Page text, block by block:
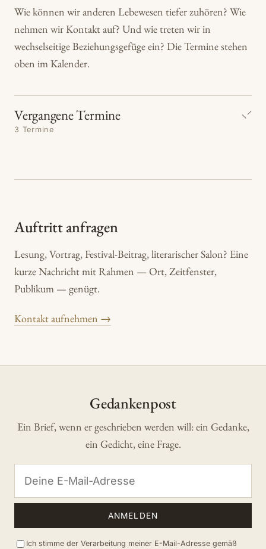
Wie können wir anderen Lebewesen tiefer zuhören? Wie
nehmen wir Kontakt auf? Und wie treten wir in
wechselseitige Beziehungsgefüge ein? Die Termine stehen
oben im Kalender.
Vergangene Termine
3 Termine
Auftritt anfragen
Lesung, Vortrag, Festival-Beitrag, literarischer Salon? Eine
kurze Nachricht mit Rahmen — Ort, Zeitfenster,
Publikum — genügt.
Kontakt aufnehmen →
Gedankenpost
Ein Brief, wenn er geschrieben werden will: ein Gedanke,
ein Gedicht, eine Frage.
ANMELDEN
Ich stimme der Verarbeitung meiner E-Mail-Adresse gemäß